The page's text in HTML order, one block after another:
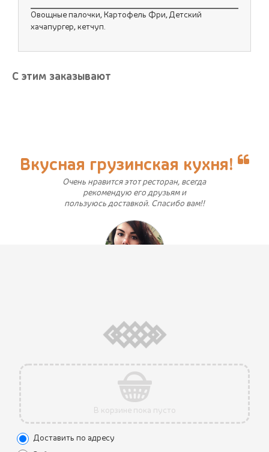
Овощные палочки, Картофель Фри, Детский
хачапургер, кетчуп.
С этим заказывают
Вкусная грузинская кухня!
Очень нравится этот ресторан, всегда
рекомендую его друзьям и
пользуюсь доставкой. Спасибо вам!!
В корзине пока пусто
Доставить по адресу